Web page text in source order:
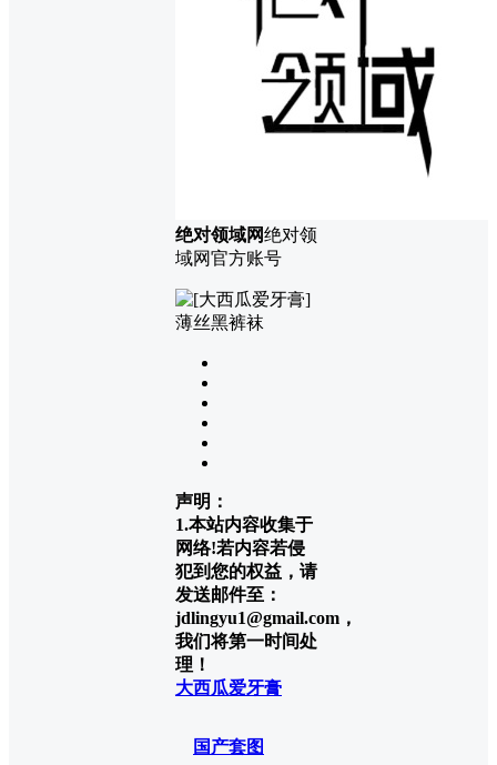
绝对领域网绝对领
域网官方账号
声明：
1.本站内容收集于
网络!若内容若侵
犯到您的权益，请
发送邮件至：
jdlingyu1@gmail.com，
我们将第一时间处
理！
大西瓜爱牙膏
国产套图